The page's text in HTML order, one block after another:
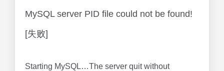
MySQL server PID file could not be found!
[失败]
Starting MySQL…The server quit without